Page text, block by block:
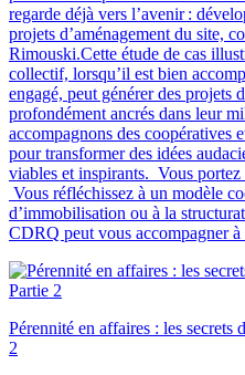
regarde déjà vers l’avenir :
projets d’aménagement du site,
Rimouski.Cette étude de cas
collectif, lorsqu’il est bien
engagé, peut générer des projets
profondément ancrés dans leur
accompagnons des
pour transformer des idées
viables et inspirants. Vous
Vous réfléchissez à un modèle
d’immobilisation ou à la
CDRQ peut vous accompagner à
Pérennité en affaires : les secrets
2